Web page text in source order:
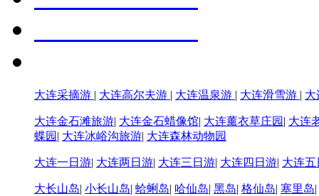
大连采摘游 | 大连高尔夫游 | 大连温泉游 | 大连滑雪游 |
大连金石滩旅游| 大连金石蜡像馆| 大连薰衣草庄园 | 大连
蝶园 | 大连冰峪沟旅游| 大连森林动物园
大连一日游| 大连两日游| 大连三日游| 大连四日游| 大连五
大长山岛| 小长山岛| 蛤蜊岛| 哈仙岛| 黑岛| 格仙岛| 塞里岛|